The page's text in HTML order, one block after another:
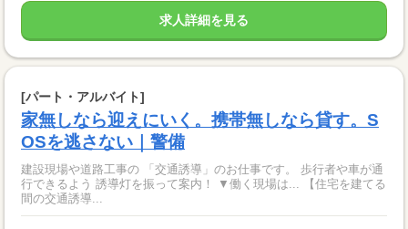
求人詳細を見る
[パート・アルバイト]
家無しなら迎えにいく。携帯無しなら貸す。S
OSを逃さない｜警備
建設現場や道路工事の 「交通誘導」のお仕事です。 歩行者や車が通
行できるよう 誘導灯を振って案内！ ▼働く現場は... 【住宅を建てる
間の交通誘導...